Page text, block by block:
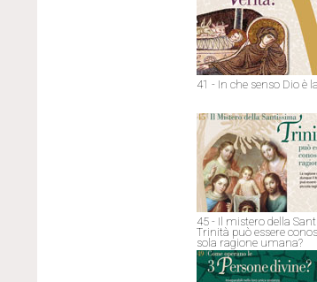
41 - In che senso Dio è
45 - Il mistero della
Trinità può essere
sola ragione umana?